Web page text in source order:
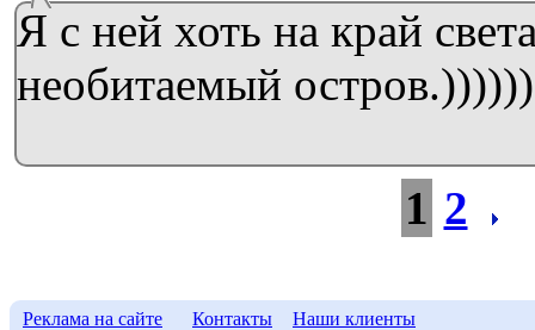
Я с ней хоть на край
необитаемый
1 2
Реклама на сайте Контакты Наши клиенты